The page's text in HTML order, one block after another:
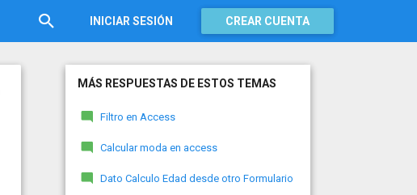
INICIAR SESIÓN CREAR CUENTA
MÁS RESPUESTAS DE ESTOS TEMAS
Filtro en Access
Calcular moda en access
Dato Calculo Edad desde otro Formulario